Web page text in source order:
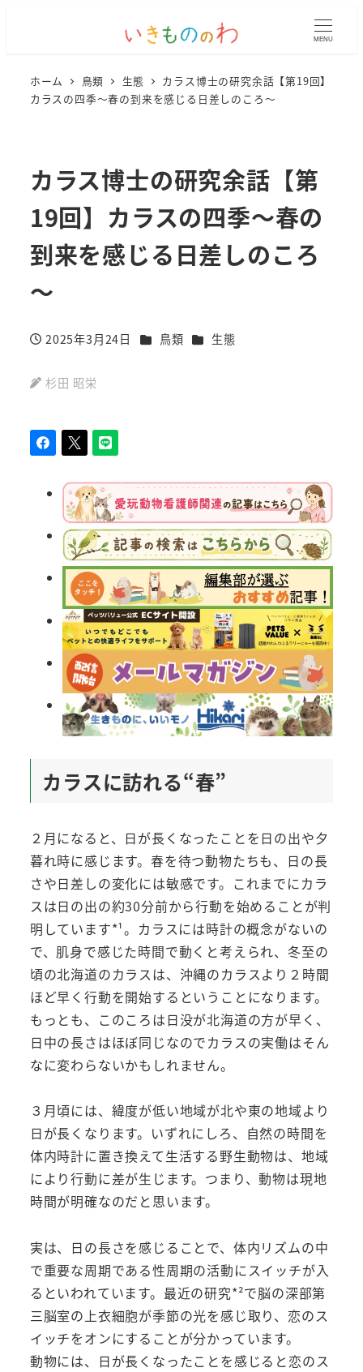
MENU
ホーム 鳥類 生態
カラス博士の研究余話【第19回】
カラスの四季～春の到来を感じる日差しのころ～
カラス博士の研究余話【第
19回】カラスの四季～春の
到来を感じる日差しのころ
～
投稿日
2025年3月24日 カテゴリー
鳥類 カテゴリー
生態
杉田 昭栄
カラスに訪れる“春”
２月になると、日が長くなったことを日の出や夕
暮れ時に感じます。春を待つ動物たちも、日の長
さや日差しの変化には敏感です。これまでにカラ
スは日の出の約30分前から行動を始めることが判
明しています*¹。カラスには時計の概念がないの
で、肌身で感じた時間で動くと考えられ、冬至の
頃の北海道のカラスは、沖縄のカラスより２時間
ほど早く行動を開始するということになります。
もっとも、このころは日没が北海道の方が早く、
日中の長さはほぼ同じなのでカラスの実働はそん
なに変わらないかもしれません。
３月頃には、緯度が低い地域が北や東の地域より
日が長くなります。いずれにしろ、自然の時間を
体内時計に置き換えて生活する野生動物は、地域
により行動に差が生じます。つまり、動物は現地
時間が明確なのだと思います。
実は、日の長さを感じることで、体内リズムの中
で重要な周期である性周期の活動にスイッチが入
るといわれています。最近の研究*²で脳の深部第
三脳室の上衣細胞が季節の光を感じ取り、恋のス
イッチをオンにすることが分かっています。
動物には、日が長くなったことを感じると恋のス